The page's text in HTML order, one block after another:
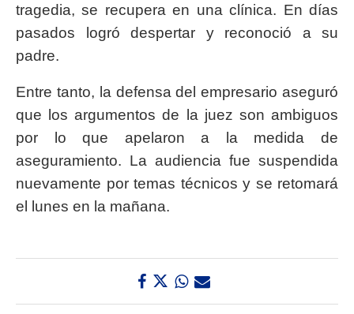
tragedia, se recupera en una clínica. En días
pasados logró despertar y reconoció a su
padre.
Entre tanto, la defensa del empresario aseguró
que los argumentos de la juez son ambiguos
por lo que apelaron a la medida de
aseguramiento. La audiencia fue suspendida
nuevamente por temas técnicos y se retomará
el lunes en la mañana.